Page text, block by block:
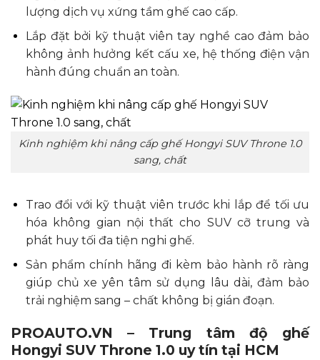
lượng dịch vụ xứng tầm ghế cao cấp.
Lắp đặt bởi kỹ thuật viên tay nghề cao đảm bảo
không ảnh hưởng kết cấu xe, hệ thống điện vận
hành đúng chuẩn an toàn.
Kinh nghiệm khi nâng cấp ghế Hongyi SUV Throne 1.0
sang, chất
Trao đổi với kỹ thuật viên trước khi lắp để tối ưu
hóa không gian nội thất cho SUV cỡ trung và
phát huy tối đa tiện nghi ghế.
Sản phẩm chính hãng đi kèm bảo hành rõ ràng
giúp chủ xe yên tâm sử dụng lâu dài, đảm bảo
trải nghiệm sang – chất không bị gián đoạn.
PROAUTO.VN – Trung tâm độ ghế
Hongyi SUV Throne 1.0 uy tín tại HCM